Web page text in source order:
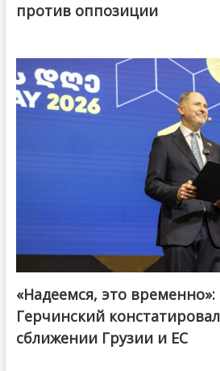
против оппозиции
«Надеемся, это временно»:
Герчинский
сближении Грузии и ЕС